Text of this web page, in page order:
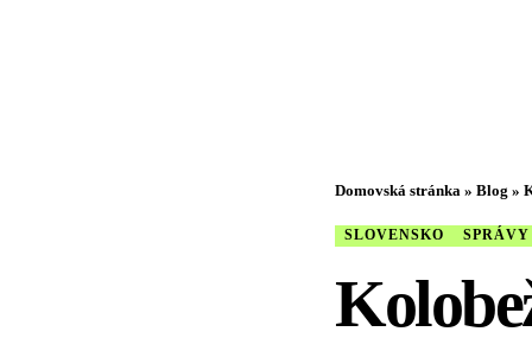
Domovská stránka » Blog »
SLOVENSKO SPRÁVY